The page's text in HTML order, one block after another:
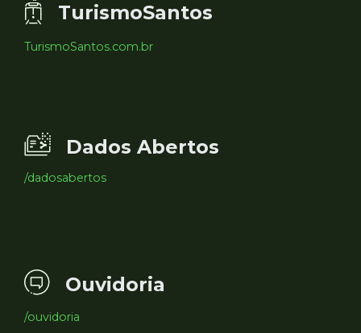
TurismoSantos
TurismoSantos.com.br
Dados Abertos
/dadosabertos
Ouvidoria
/ouvidoria